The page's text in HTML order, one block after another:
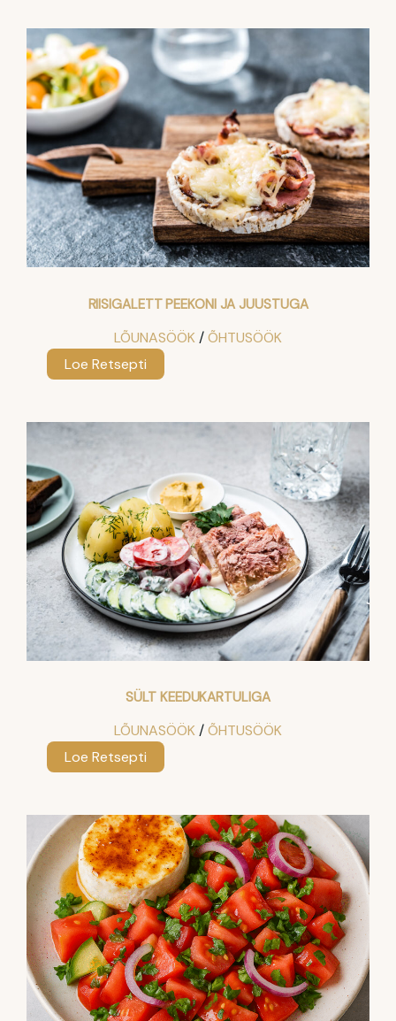
RIISIGALETT PEEKONI JA JUUSTUGA
LÕUNASÖÖK / ÕHTUSÖÖK
Loe Retsepti:
Riisigalett
SÜLT KEEDUKARTULIGA
LÕUNASÖÖK / ÕHTUSÖÖK
Loe Retsepti:
Sült